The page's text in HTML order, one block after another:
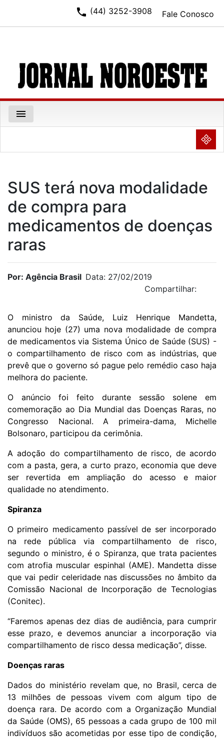
Fale Conosco
phone (44) 3252-3908
menu
NULL
SUS terá nova modalidade
de compra para
medicamentos de doenças
raras
Por: Agência Brasil Data: 27/02/2019
Compartilhar:
O ministro da Saúde, Luiz Henrique Mandetta,
anunciou hoje (27) uma nova modalidade de compra
de medicamentos via Sistema Único de Saúde (SUS) -
o compartilhamento de risco com as indústrias, que
prevê que o governo só pague pelo remédio caso haja
melhora do paciente.
O anúncio foi feito durante sessão solene em
comemoração ao Dia Mundial das Doenças Raras, no
Congresso Nacional. A primeira-dama, Michelle
Bolsonaro, participou da cerimônia.
A adoção do compartilhamento de risco, de acordo
com a pasta, gera, a curto prazo, economia que deve
ser revertida em ampliação do acesso e maior
qualidade no atendimento.
Spiranza
O primeiro medicamento passível de ser incorporado
na rede pública via compartilhamento de risco,
segundo o ministro, é o Spiranza, que trata pacientes
com atrofia muscular espinhal (AME). Mandetta disse
que vai pedir celeridade nas discussões no âmbito da
Comissão Nacional de Incorporação de Tecnologias
(Conitec).
“Faremos apenas dez dias de audiência, para cumprir
esse prazo, e devemos anunciar a incorporação via
compartilhamento de risco dessa medicação”, disse.
Doenças raras
Dados do ministério revelam que, no Brasil, cerca de
13 milhões de pessoas vivem com algum tipo de
doença rara. De acordo com a Organização Mundial
da Saúde (OMS), 65 pessoas a cada grupo de 100 mil
indivíduos são acometidas por esse tipo de condição,